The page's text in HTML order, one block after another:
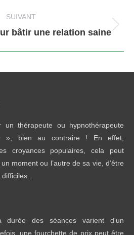
SUIVANT
Article
bâtir une relation saine
thérapeute ou hypnothérapeute
», bien au contraire ! En effet,
croyances populaires, cela peut
moment ou l’autre de sa vie, d’être
des séances varient d'un
une fourchette de prix peut être